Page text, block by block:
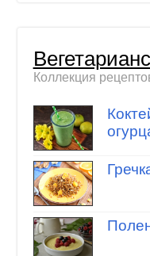
Коллекция